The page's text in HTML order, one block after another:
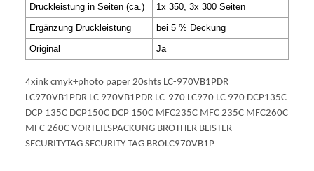
Druckleistung in Seiten (ca.)
1x 350, 3x 300 Seiten
Ergänzung Druckleistung
bei 5 % Deckung
Original
Ja
4xink cmyk+photo paper 20shts LC-970VB1PDR
LC970VB1PDR LC 970VB1PDR LC-970 LC970 LC 970 DCP135C
DCP 135C DCP150C DCP 150C MFC235C MFC 235C MFC260C
MFC 260C VORTEILSPACKUNG BROTHER BLISTER
SECURITYTAG SECURITY TAG BROLC970VB1P